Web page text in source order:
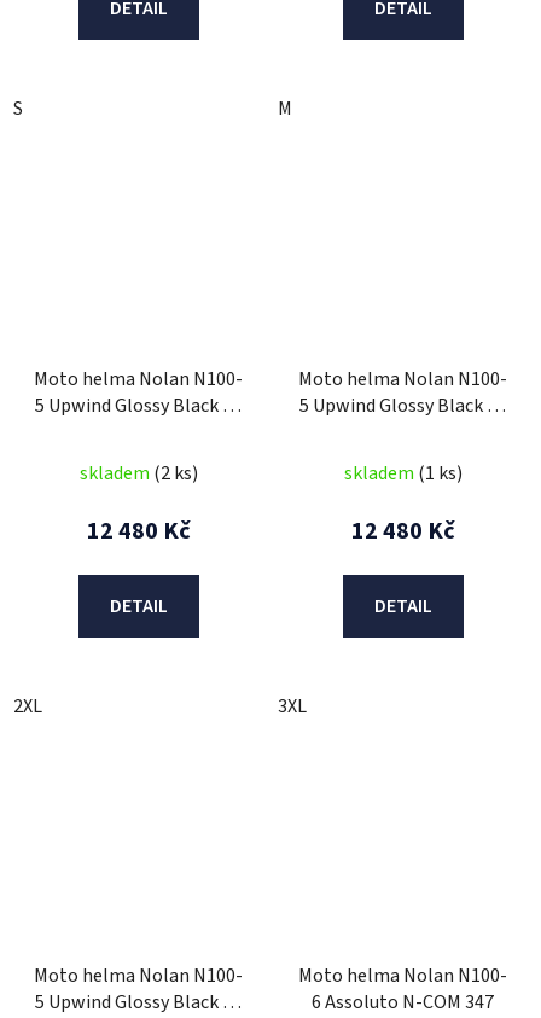
DETAIL
S
DETAIL
M
Moto helma Nolan N100-
5 Upwind Glossy Black N-
skladem (2 ks)
12 480 Kč
DETAIL
2XL
Moto helma Nolan N100-
5 Upwind Glossy Black N-
skladem (1 ks)
12 480 Kč
DETAIL
3XL
Moto helma Nolan N100-
5 Upwind Glossy Black N-
Moto helma Nolan N100-
6 Assoluto N-COM 347